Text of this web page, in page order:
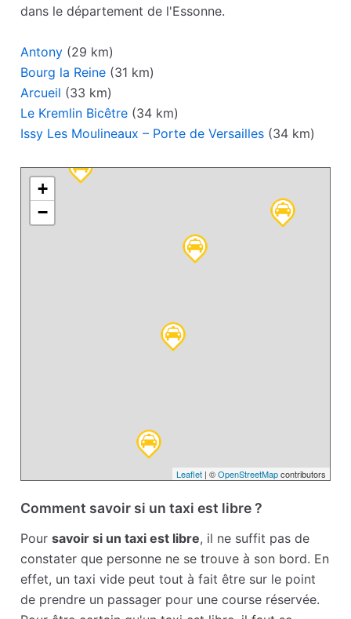
dans le département de l'Essonne.
Antony (29 km)
Bourg la Reine (31 km)
Arcueil (33 km)
Le Kremlin Bicêtre (34 km)
Issy Les Moulineaux – Porte de Versailles (34 km)
+
−
Leaflet| ©OpenStreetMapcontributors
Comment savoir si un taxi est libre ?
Poursavoir si un taxi est libre, il ne suffit pas de
constater que personne ne se trouve à son bord. En
effet, un taxi vide peut tout à fait être sur le point
de prendre un passager pour une course réservée.